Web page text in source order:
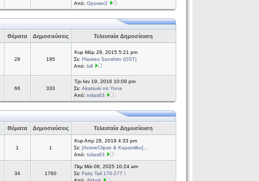
Από: Gpower2
Θέματα Δημοσιεύσεις Τελευταία Δημοσίευση
28 195
Κυρ Μάρ 29, 2015 5:21 pm
Σε: Plawres Sanshiro (OST)
Από: bill
66 333
Τρι Ιαν 19, 2016 10:09 pm
Σε: Akatsuki no Yona
Από: tolias63
Θέματα Δημοσιεύσεις Τελευταία Δημοσίευση
1 1
Κυρ Απρ 28, 2019 4:33 pm
Σε: [AnimeClipse & Καραmilko]...
Από: tolias63
34 1760
Πεμ Μάι 08, 2025 10:24 am
Σε: Fairy Tail 176-277 !